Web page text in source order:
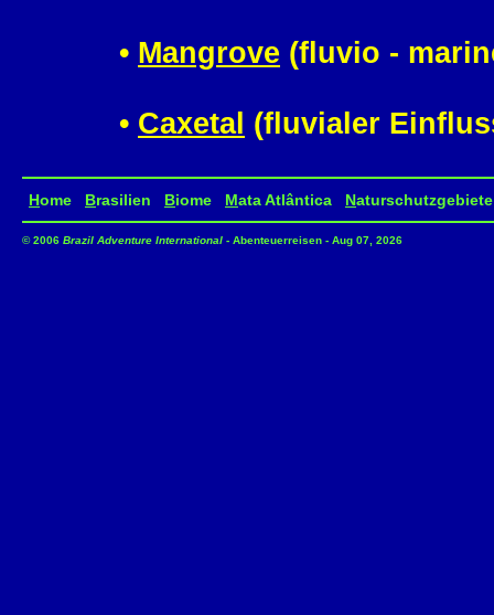
• Mangrove (fluvio -
• Caxetal (fluvialer
Home Brasilien Biome Mata Atlântica Naturschutzgebiete
© 2006 Brazil Adventure International - Abenteuerreisen - Aug 07, 2026